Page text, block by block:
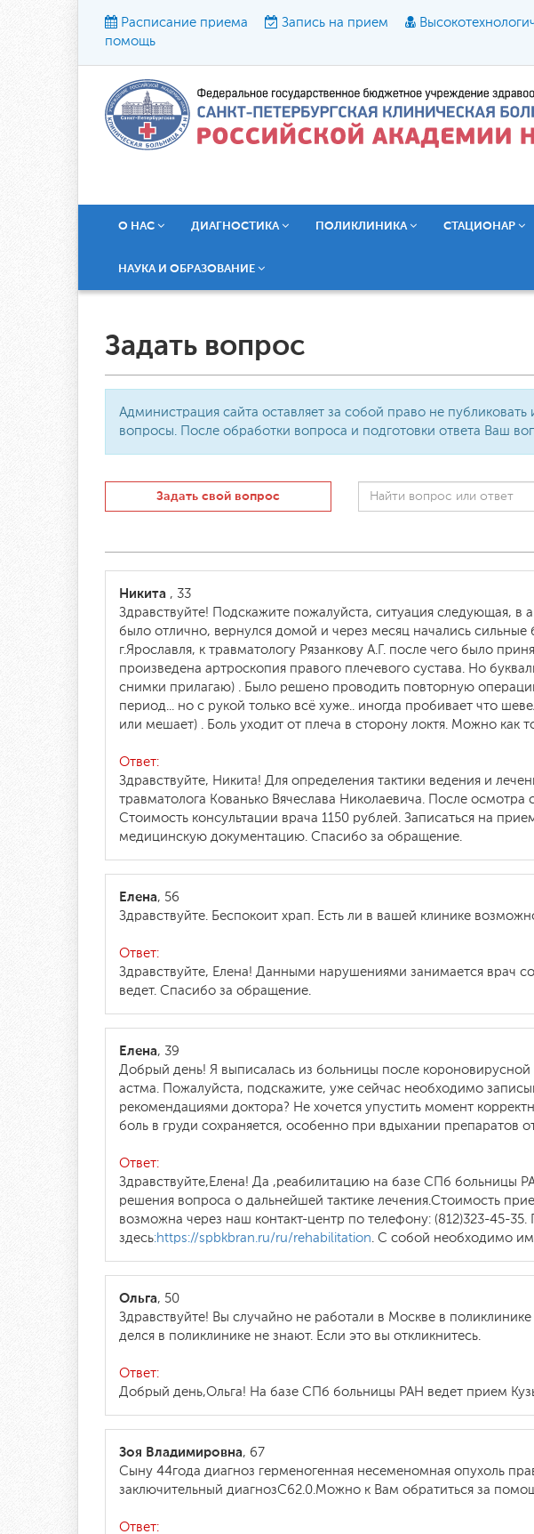
Расписание приема Запись на прием
помощь
Размер шрифта: A
Текст:
О НАС ДИАГНОСТИКА ПОЛИКЛИНИКА СТАЦИОНАР
НАУКА И ОБРАЗОВАНИЕ
Задать вопрос
Администрация сайта оставляет за собой право не
вопросы. После обработки вопроса и подготовки ответа Ваш
Задать свой вопрос
Никита , 33
Здравствуйте! Подскажите пожалуйста,​ ситуация следующая, в
было отлично, вернулся домой и через месяц начались
г.Ярославля, к травматологу Рязанкову А.Г. после чего было
произведена артроскопия правого плечевого сустава.​ Но
снимки прилагаю) . Было решено проводить повторную
период... но с рукой только всё хуже.. иногда пробивает что
или мешает) . Боль уходит от плеча в сторону локтя. Можно как
Ответ:
Здравствуйте, Никита! Для определения тактики ведения и
травматолога Кованько Вячеслава Николаевича. После
Стоимость консультации врача 1150 рублей. Записаться на
медицинскую документацию. Спасибо за обращение.
Елена, 56
Здравствуйте. Беспокоит храп. Есть ли в вашей клинике
Ответ:
Здравствуйте, Елена! Данными нарушениями занимается врач
ведет. Спасибо за обращение.
Елена, 39
Добрый день! Я выписалась из больницы после
астма. Пожалуйста, подскажите, уже сейчас необходимо
рекомендациями доктора? Не хочется упустить момент
боль в груди сохраняется, особенно при вдыхании препаратов
Ответ:
Здравствуйте,Елена! Да ,реабилитацию на базе СПб больницы
решения вопроса о дальнейшей тактике лечения.Стоимость
возможна через наш контакт-центр по телефону: (812)323-45-
здесь:https://spbkbran.ru/ru/rehabilitation. С собой необходимо
Ольга, 50
Здравствуйте! Вы случайно не работали в Москве в
делся в поликлинике не знают. Если это вы откликнитесь.
Ответ:
Добрый день,Ольга! На базе СПб больницы РАН ведет прием
Зоя Владимировна, 67
Сыну 44года диагноз герменогенная несеменомная опухоль
заключительный диагнозC62.0.Можно к Вам обратиться за
Ответ: